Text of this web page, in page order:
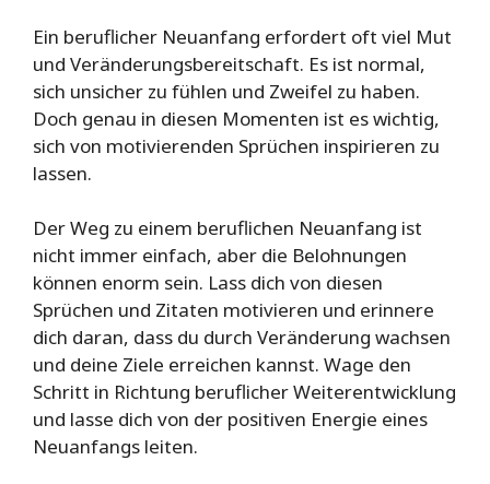
Ein beruflicher Neuanfang erfordert oft viel Mut
und Veränderungsbereitschaft. Es ist normal,
sich unsicher zu fühlen und Zweifel zu haben.
Doch genau in diesen Momenten ist es wichtig,
sich von motivierenden Sprüchen inspirieren zu
lassen.
Der Weg zu einem beruflichen Neuanfang ist
nicht immer einfach, aber die Belohnungen
können enorm sein. Lass dich von diesen
Sprüchen und Zitaten motivieren und erinnere
dich daran, dass du durch Veränderung wachsen
und deine Ziele erreichen kannst. Wage den
Schritt in Richtung beruflicher Weiterentwicklung
und lasse dich von der positiven Energie eines
Neuanfangs leiten.